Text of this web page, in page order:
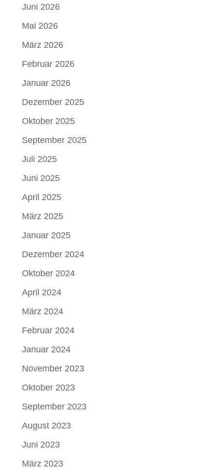
Juni 2026
Mai 2026
März 2026
Februar 2026
Januar 2026
Dezember 2025
Oktober 2025
September 2025
Juli 2025
Juni 2025
April 2025
März 2025
Januar 2025
Dezember 2024
Oktober 2024
April 2024
März 2024
Februar 2024
Januar 2024
November 2023
Oktober 2023
September 2023
August 2023
Juni 2023
März 2023